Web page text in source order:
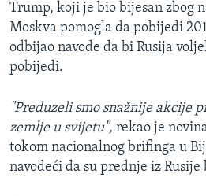
Trump, koji je bio bijesan zbog
Moskva pomogla da pobijedi
odbijao navode da bi Rusija
pobijedi.
"Preduzeli smo snažnije akcije
zemlje u svijetu", rekao je
tokom nacionalnog brifinga u
navodeći da su prednje iz